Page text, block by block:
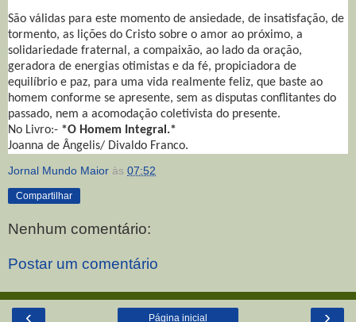
São válidas para este momento de ansiedade, de insatisfação, de
tormento, as lições do Cristo sobre o amor ao próximo, a
solidariedade fraternal, a compaixão, ao lado da oração,
geradora de energias otimistas e da fé, propiciadora de
equilíbrio e paz, para uma vida realmente feliz, que baste ao
homem conforme se apresente, sem as disputas conflitantes do
passado, nem a acomodação coletivista do presente.
No Livro:- *O Homem Integral.*
Joanna de Ângelis/ Divaldo Franco.
Jornal Mundo Maior às 07:52
Compartilhar
Nenhum comentário:
Postar um comentário
‹ ›
Página inicial